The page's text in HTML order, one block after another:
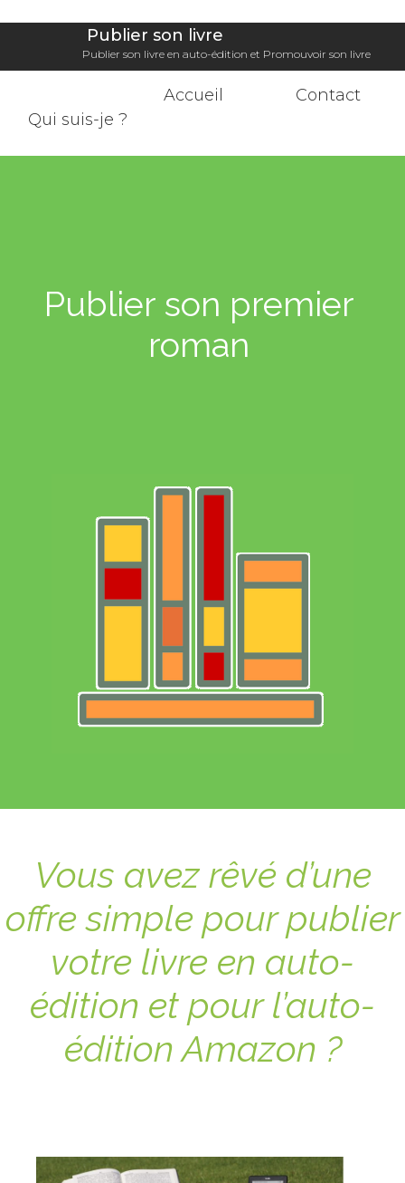
​ Publier son livre
Publier son livre en auto-édition et Promouvoir son livre
Accueil
Contact
Qui suis-je ?
​Publier son premier
roman
Vous avez rêvé d’une
offre simple pour publier
votre livre en auto-
édition et pour l’auto-
édition Amazon ?